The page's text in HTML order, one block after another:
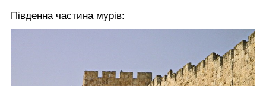
Південна частина мурів: